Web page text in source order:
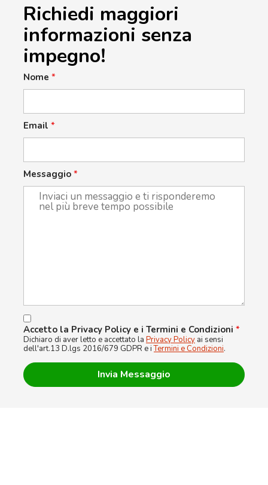
Richiedi maggiori
informazioni senza
impegno!
Nome *
Email *
Messaggio *
Accetto la Privacy Policy e i Termini e Condizioni *
Dichiaro di aver letto e accettato la Privacy Policy ai sensi
dell'art.13 D.lgs 2016/679 GDPR e iTermini e Condizioni.